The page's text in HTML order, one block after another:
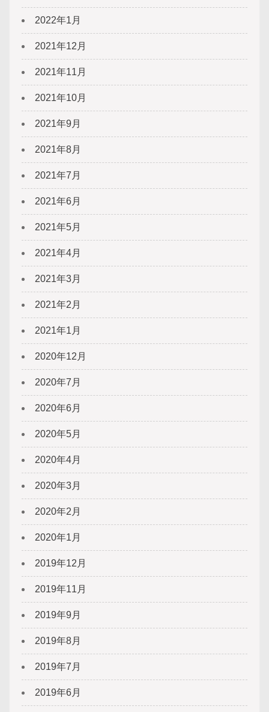
2022年1月
2021年12月
2021年11月
2021年10月
2021年9月
2021年8月
2021年7月
2021年6月
2021年5月
2021年4月
2021年3月
2021年2月
2021年1月
2020年12月
2020年7月
2020年6月
2020年5月
2020年4月
2020年3月
2020年2月
2020年1月
2019年12月
2019年11月
2019年9月
2019年8月
2019年7月
2019年6月